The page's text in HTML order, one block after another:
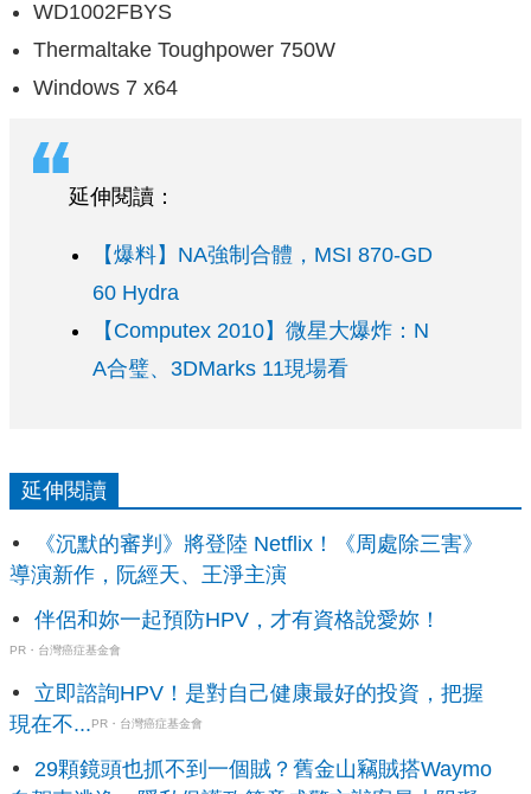
WD1002FBYS
Thermaltake Toughpower 750W
Windows 7 x64
延伸閱讀：
【爆料】NA強制合體，MSI 870-GD
60 Hydra
【Computex 2010】微星大爆炸：N
A合璧、3DMarks 11現場看
延伸閱讀
《沉默的審判》將登陸 Netflix！《周處除三害》
導演新作，阮經天、王淨主演
伴侶和妳一起預防HPV，才有資格說愛妳！
PR・台灣癌症基金會
立即諮詢HPV！是對自己健康最好的投資，把握
現在不...PR・台灣癌症基金會
29顆鏡頭也抓不到一個賊？舊金山竊賊搭Waymo